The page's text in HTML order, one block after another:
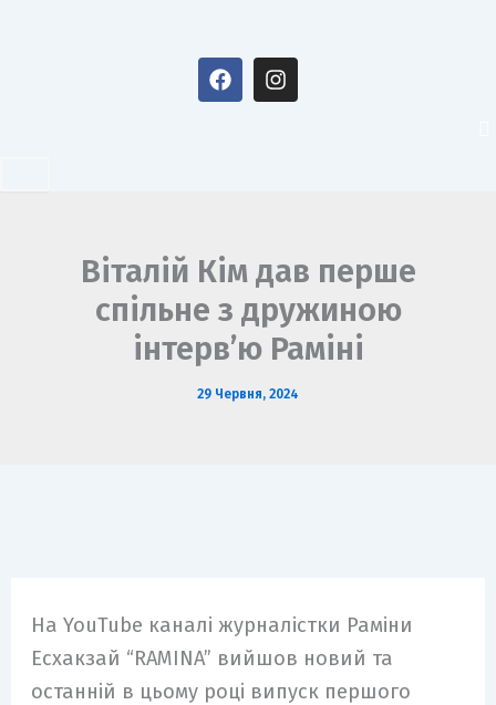
F
a
I
n
Віталій Кім дав перше
спільне з дружиною
інтерв’ю Раміні
29 Червня, 2024
На YouTube каналі журналістки Раміни
Есхакзай “RAMINA” вийшов новий та
останній в цьому році випуск першого